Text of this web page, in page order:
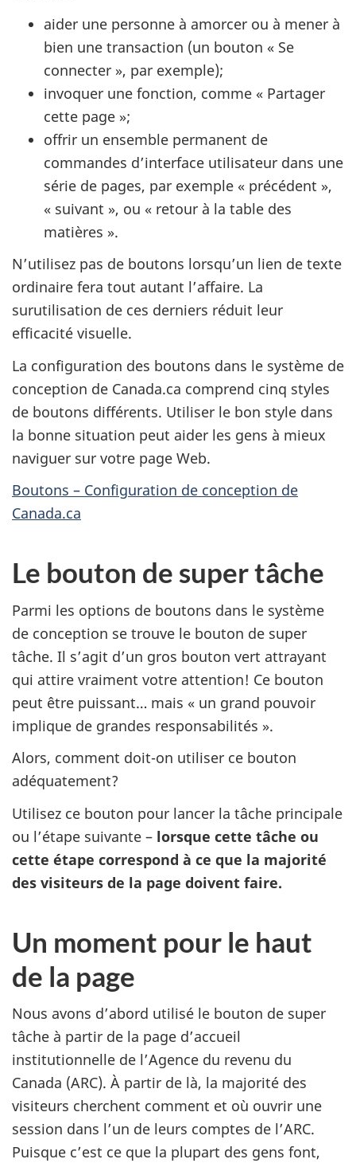
aider une personne à amorcer ou à mener à
bien une transaction (un bouton « Se
connecter », par exemple);
invoquer une fonction, comme « Partager
cette page »;
offrir un ensemble permanent de
commandes d’interface utilisateur dans une
série de pages, par exemple « précédent »,
« suivant », ou « retour à la table des
matières ».
N’utilisez pas de boutons lorsqu’un lien de texte
ordinaire fera tout autant l’affaire. La
surutilisation de ces derniers réduit leur
efficacité visuelle.
La configuration des boutons dans le système de
conception de Canada.ca comprend cinq styles
de boutons différents. Utiliser le bon style dans
la bonne situation peut aider les gens à mieux
naviguer sur votre page Web.
Boutons – Configuration de conception de
Canada.ca
Le bouton de super tâche
Parmi les options de boutons dans le système
de conception se trouve le bouton de super
tâche. Il s’agit d’un gros bouton vert attrayant
qui attire vraiment votre attention! Ce bouton
peut être puissant… mais « un grand pouvoir
implique de grandes responsabilités ».
Alors, comment doit-on utiliser ce bouton
adéquatement?
Utilisez ce bouton pour lancer la tâche principale
ou l’étape suivante – lorsque cette tâche ou
cette étape correspond à ce que la majorité
des visiteurs de la page doivent faire.
Un moment pour le haut
de la page
Nous avons d’abord utilisé le bouton de super
tâche à partir de la page d’accueil
institutionnelle de l’Agence du revenu du
Canada (ARC). À partir de là, la majorité des
visiteurs cherchent comment et où ouvrir une
session dans l’un de leurs comptes de l’ARC.
Puisque c’est ce que la plupart des gens font,